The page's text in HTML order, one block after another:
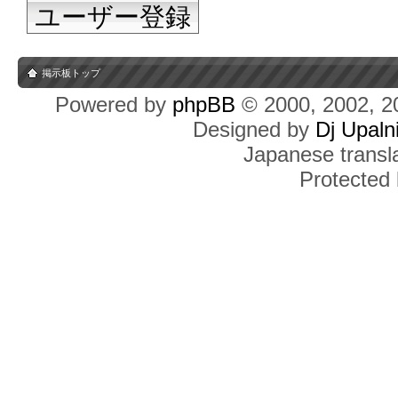
ユーザー登録
掲示板トップ
Powered by phpBB © 2000, 2002,
Designed by Dj
Japanese